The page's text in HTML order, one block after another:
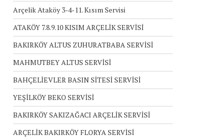
Arçelik Ataköy 3-4-11. Kısım Servisi
ATAKÖY 7.8.9.10 KISIM ARÇELİK SERVİSİ
BAKIRKÖY ALTUS ZUHURATBABA SERVİSİ
MAHMUTBEY ALTUS SERVİSİ
BAHÇELİEVLER BASIN SİTESİ SERVİSİ
YEŞİLKÖY BEKO SERVİSİ
BAKIRKÖY SAKIZAĞACI ARÇELİK SERVİSİ
ARÇELİK BAKIRKÖY FLORYA SERVİSİ